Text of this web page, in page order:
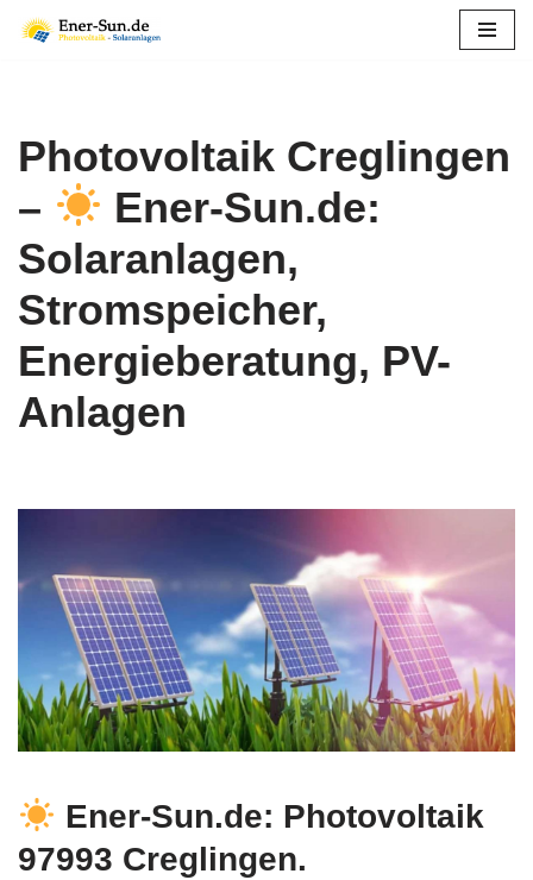
Photovoltaik Creglingen
–
Ener-Sun.de:
Solaranlagen,
Stromspeicher,
Energieberatung, PV-
Anlagen
Ener-Sun.de: Photovoltaik
97993 Creglingen.